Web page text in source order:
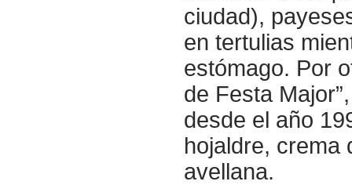
ciudad),
en tertulias
estómago. Por
de Festa
desde el año
hojaldre, crema
avellana.